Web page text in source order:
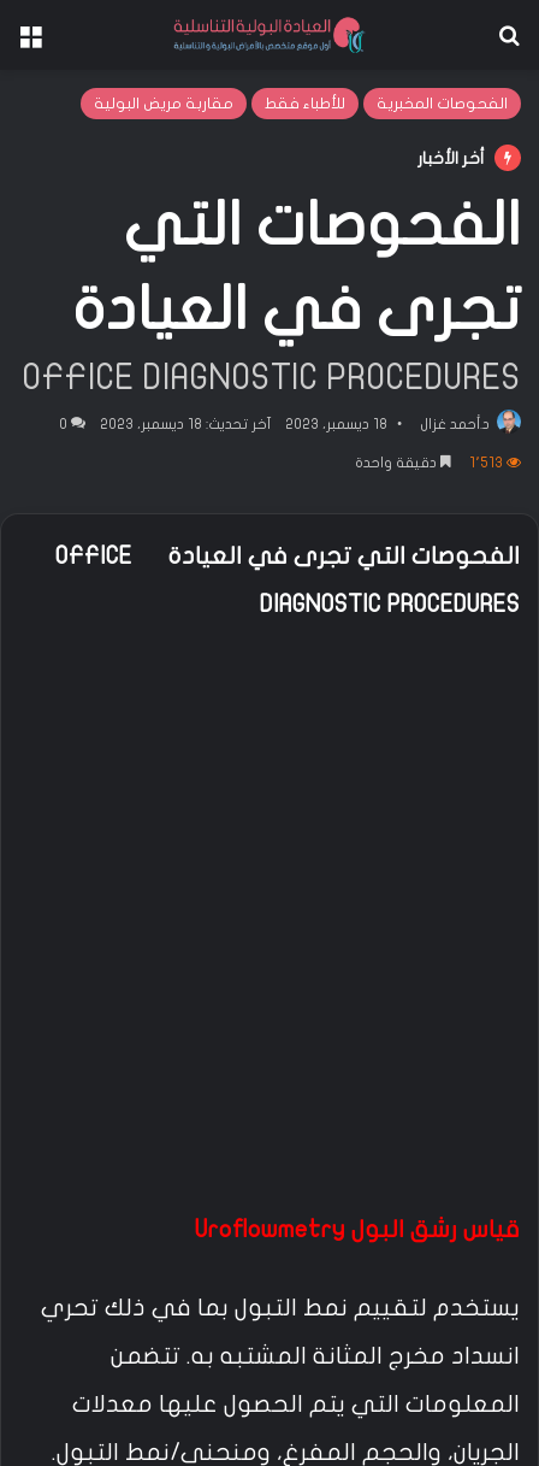
الفحوصات المخبرية للأطباء فقط مقاربة مريض البولية
أخر الأخبار
الفحوصات التي
تجرى في العيادة
OFFICE DIAGNOSTIC PROCEDURES
د.أحمد غزال 18 ديسمبر، 2023 آخر تحديث: 18 ديسمبر، 2023 0
1٬513 دقيقة واحدة
الفحوصات التي تجرى في العيادة OFFICE
DIAGNOSTIC PROCEDURES
قياس رشق البول Uroflowmetry
يستخدم لتقييم نمط التبول بما في ذلك تحري
انسداد مخرج المثانة المشتبه به. تتضمن
المعلومات التي يتم الحصول عليها معدلات
الجريان، والحجم المفرغ، ومنحنى/نمط التبول.